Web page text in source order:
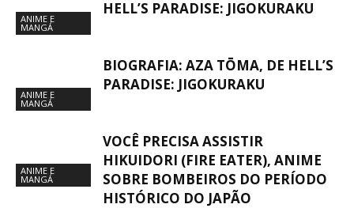
ANIME E
MANGÁ
HELL’S PARADISE: JIGOKURAKU
ANIME E
MANGÁ
BIOGRAFIA: AZA TŌMA, DE HELL’S
PARADISE: JIGOKURAKU
ANIME E
MANGÁ
VOCÊ PRECISA ASSISTIR
HIKUIDORI (FIRE EATER), ANIME
SOBRE BOMBEIROS DO PERÍODO
HISTÓRICO DO JAPÃO